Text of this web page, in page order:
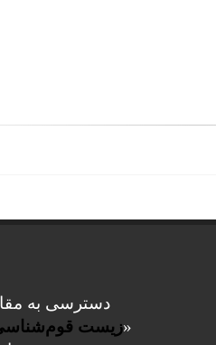
دسترسی به
«زیست